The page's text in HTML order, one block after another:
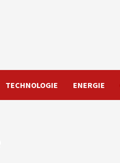
TECHNOLOGIE ENERGIE